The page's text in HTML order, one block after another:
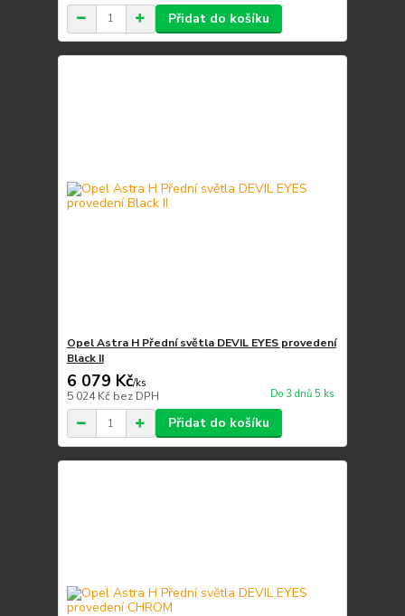
Přidat do košíku
Opel Astra H Přední světla DEVIL EYES provedení
Black II
6 079 Kč/ks
5 024 Kč bez DPH Do 3 dnů 5 ks
Přidat do košíku